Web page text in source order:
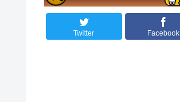
Twitter Facebook